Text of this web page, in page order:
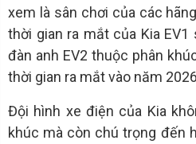
xem là sân chơi của các
thời gian ra mắt của Kia
đàn anh EV2 thuộc phân
thời gian ra mắt vào năm
Đội hình xe điện của Kia
khúc mà còn chú trọng đến